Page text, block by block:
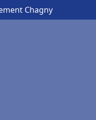
Chagny